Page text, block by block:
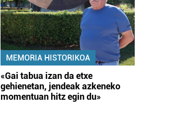
MEMORIA HISTORIKOA
«Gai tabua izan da etxe
gehienetan, jendeak azkeneko
momentuan hitz egin du»